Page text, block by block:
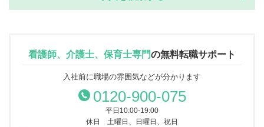
看護師、介護士、保育士専門の無料転職サポート
入社前に職場の雰囲気などが分かります
0120-900-075
平日10:00-19:00
休日 土曜日、日曜日、祝日